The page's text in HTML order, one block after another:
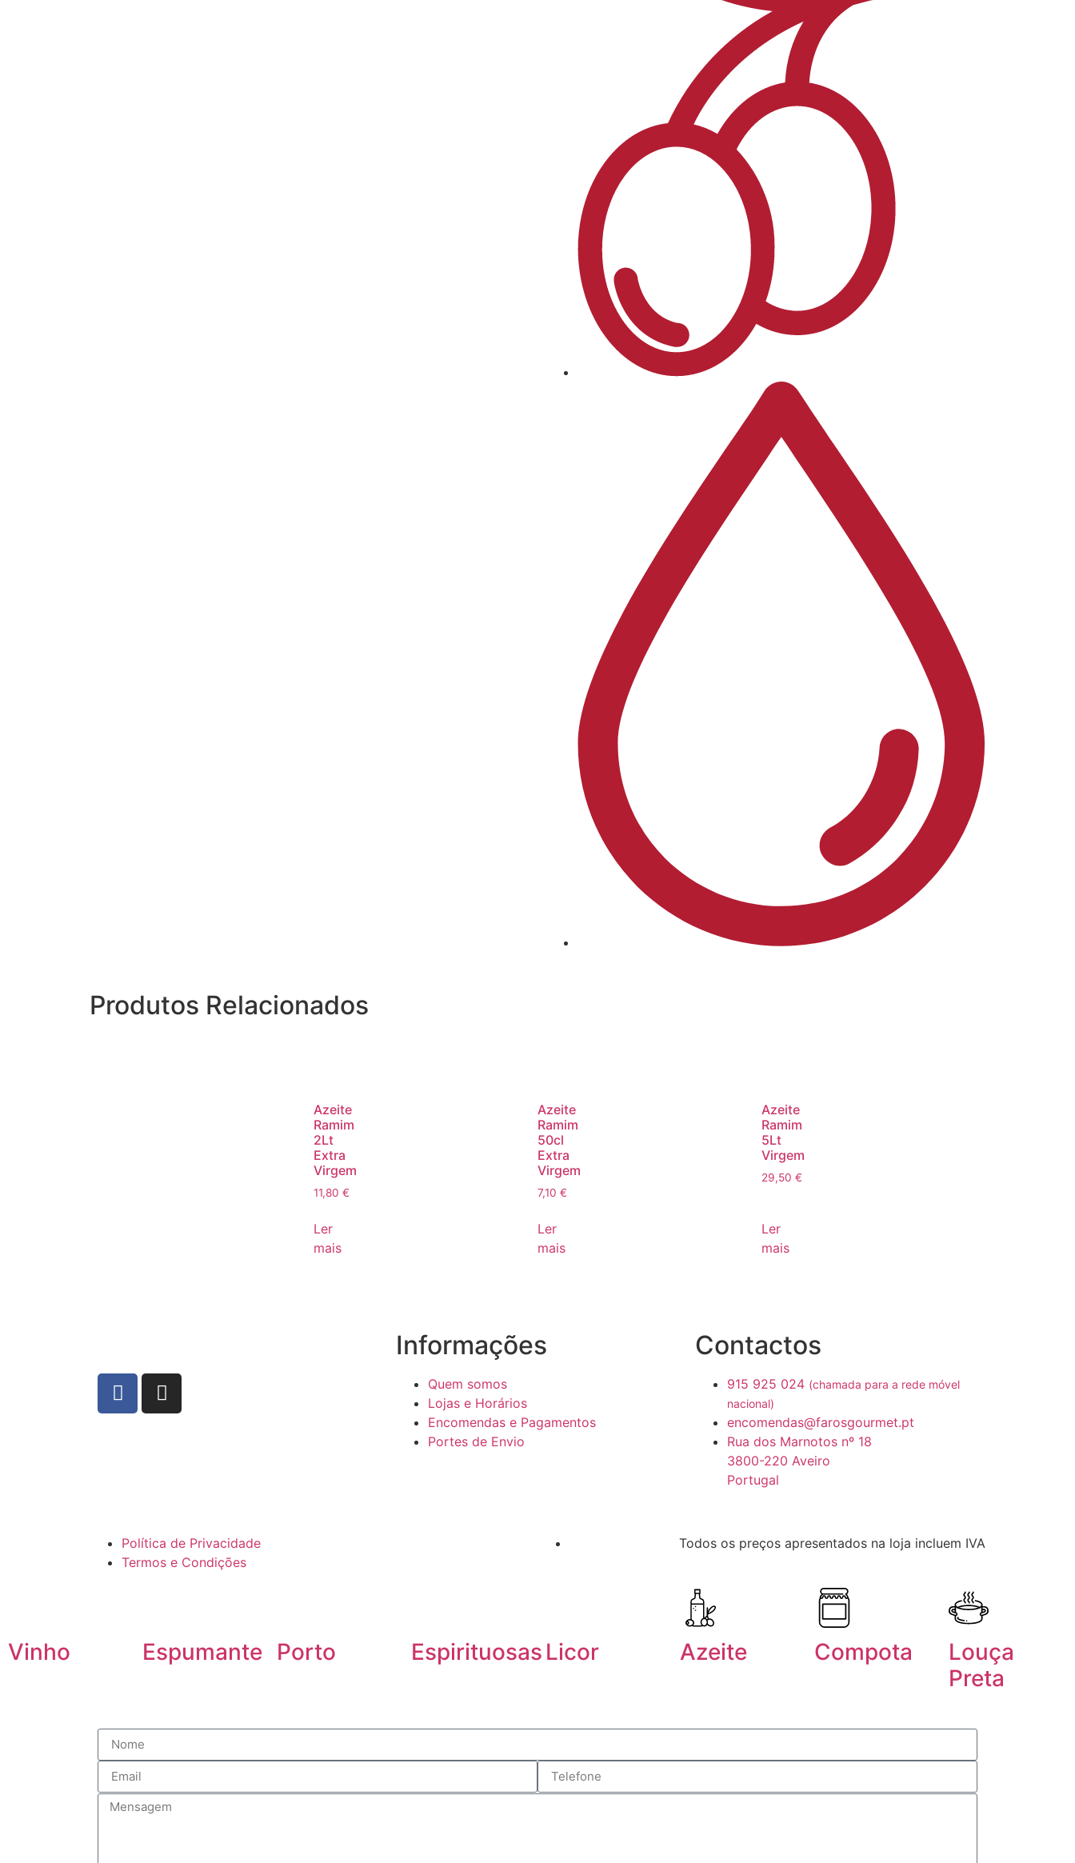
Produtos Relacionados
Azeite
Ramim
2Lt
Extra
Virgem
11,80 €
Ler
mais
Azeite
Ramim
50cl
Extra
Virgem
7,10 €
Ler
mais
Azeite
Ramim
5Lt
Virgem
29,50 €
Ler
mais
Informações
Quem somos
Lojas e Horários
Encomendas e Pagamentos
Portes de Envio
Contactos
915 925 024 (chamada para a rede móvel
nacional)
encomendas@farosgourmet.pt
Rua dos Marnotos nº 18
3800-220 Aveiro
Portugal
Política de Privacidade
Termos e Condições
Todos os preços apresentados na loja incluem IVA
Vinho Espumante Porto Espirituosas Licor Azeite Compota
Louça
Preta